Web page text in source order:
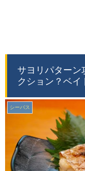
サヨリパターン
クション？ベイ
シーバス